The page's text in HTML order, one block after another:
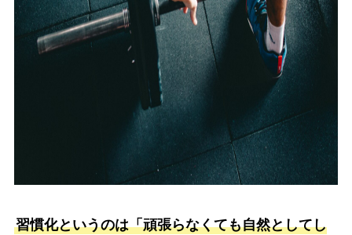
習慣化というのは「頑張らなくても自然としてし